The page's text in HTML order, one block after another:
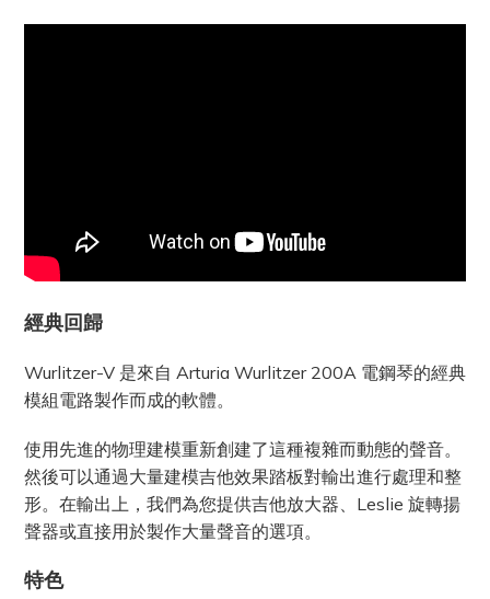
經典回歸
Wurlitzer-V 是來自 Arturia Wurlitzer 200A 電鋼琴的經典
模組電路製作而成的軟體。
使用先進的物理建模重新創建了這種複雜而動態的聲音。
然後可以通過大量建模吉他效果踏板對輸出進行處理和整
形。在輸出上，我們為您提供吉他放大器、Leslie 旋轉揚
聲器或直接用於製作大量聲音的選項。
特色